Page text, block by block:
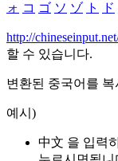
ォ コ ゴ ソ ゾ ト ド
http://
할 수 있습니다.
변환된 중국어를
예시)
中文 을 입력